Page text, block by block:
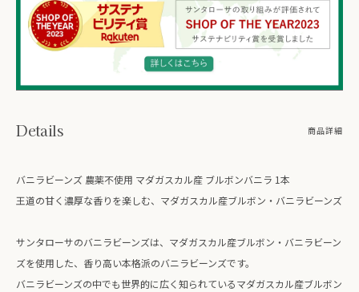
商品詳細
Details
バニラビーンズ 農薬不使用 マダガスカル産 ブルボンバニラ 1本
王道の甘く濃厚な香りを楽しむ、マダガスカル産ブルボン・バニラビーンズ
サンタローサのバニラビーンズは、マダガスカル産ブルボン・バニラビーン
ズを使用した、香り高い本格派のバニラビーンズです。
バニラビーンズの中でも世界的に広く知られているマダガスカル産ブルボン